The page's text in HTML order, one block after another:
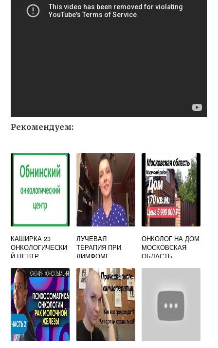
Рекомендуем:
КАШИРКА 23
ОНКОЛОГИЧЕСКИ
Й ЦЕНТР
ЛУЧЕВАЯ
ТЕРАПИЯ ПРИ
ЛИМФОМЕ
ОНКОЛОГ НА ДОМ
МОСКОВСКАЯ
ОБЛАСТЬ